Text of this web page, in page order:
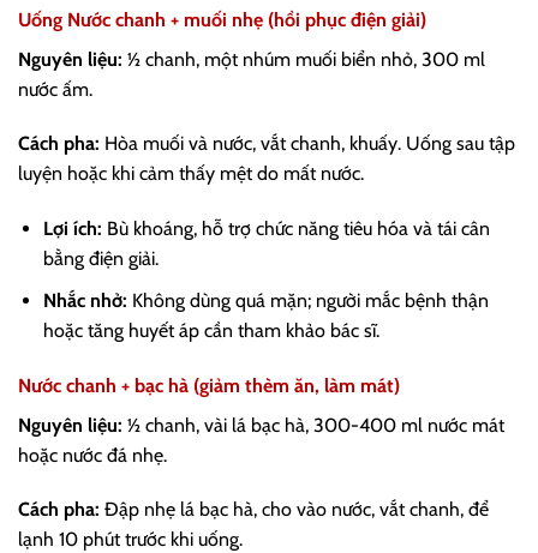
Uống Nước chanh + muối nhẹ (hồi phục điện giải)
Nguyên liệu: ½ chanh, một nhúm muối biển nhỏ, 300 ml
nước ấm.
Cách pha: Hòa muối và nước, vắt chanh, khuấy. Uống sau tập
luyện hoặc khi cảm thấy mệt do mất nước.
Lợi ích: Bù khoáng, hỗ trợ chức năng tiêu hóa và tái cân
bằng điện giải.
Nhắc nhở: Không dùng quá mặn; người mắc bệnh thận
hoặc tăng huyết áp cần tham khảo bác sĩ.
Nước chanh + bạc hà (giảm thèm ăn, làm mát)
Nguyên liệu: ½ chanh, vài lá bạc hà, 300-400 ml nước mát
hoặc nước đá nhẹ.
Cách pha: Đập nhẹ lá bạc hà, cho vào nước, vắt chanh, để
lạnh 10 phút trước khi uống.